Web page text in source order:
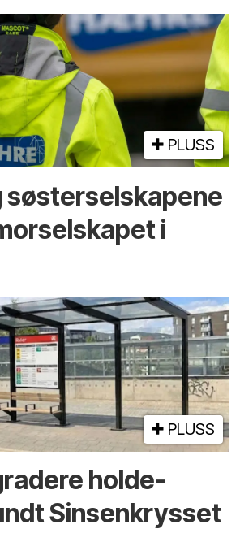
PLUSS
søster­selskapene
i
PLUSS
holde­
Sinsenkrysset